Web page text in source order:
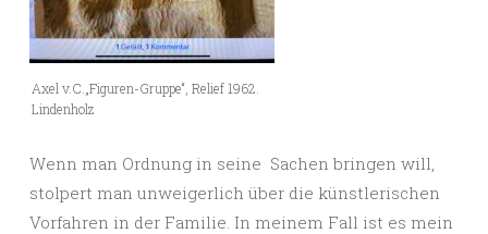
Axel v.C.„Figuren-Gruppe“, Relief 1962.
Lindenholz
Wenn man Ordnung in seine Sachen bringen will,
stolpert man unweigerlich über die künstlerischen
Vorfahren in der Familie. In meinem Fall ist es mein